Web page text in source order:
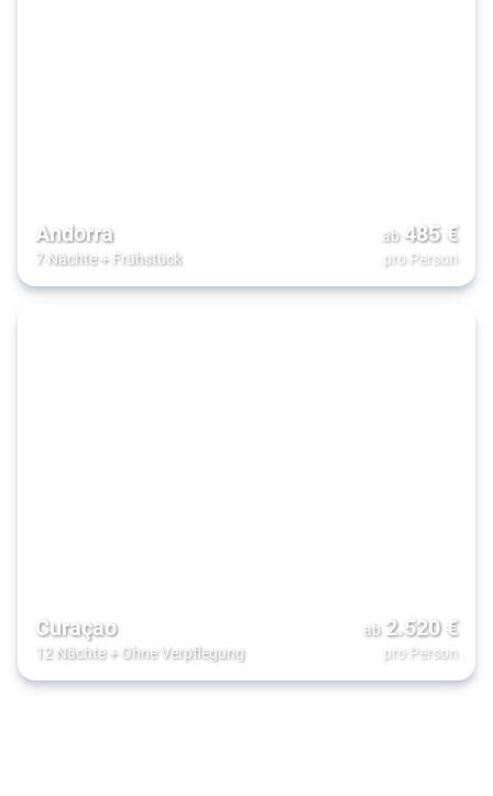
Andorra
7 Nächte+ Frühstück
ab 485€
pro Person
Curaçao
12 Nächte+ Ohne Verpflegung
ab 2.520€
pro Person